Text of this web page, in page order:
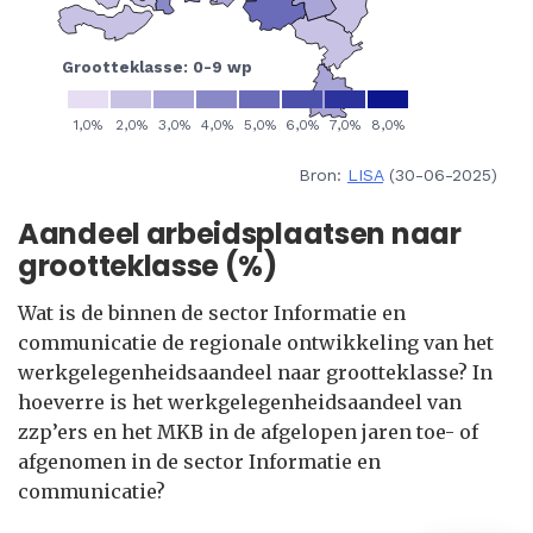
Bron: LISA(30-06-2025)
Aandeel arbeidsplaatsen naar
grootteklasse (%)
Wat is de binnen de sector Informatie en
communicatie de regionale ontwikkeling van het
werkgelegenheidsaandeel naar grootteklasse? In
hoeverre is het werkgelegenheidsaandeel van
zzp’ers en het MKB in de afgelopen jaren toe- of
afgenomen in de sector Informatie en
communicatie?